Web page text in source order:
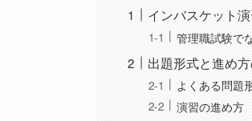
インバスケット
管理職試験で
出題形式と進め
よくある問題
演習の進め方